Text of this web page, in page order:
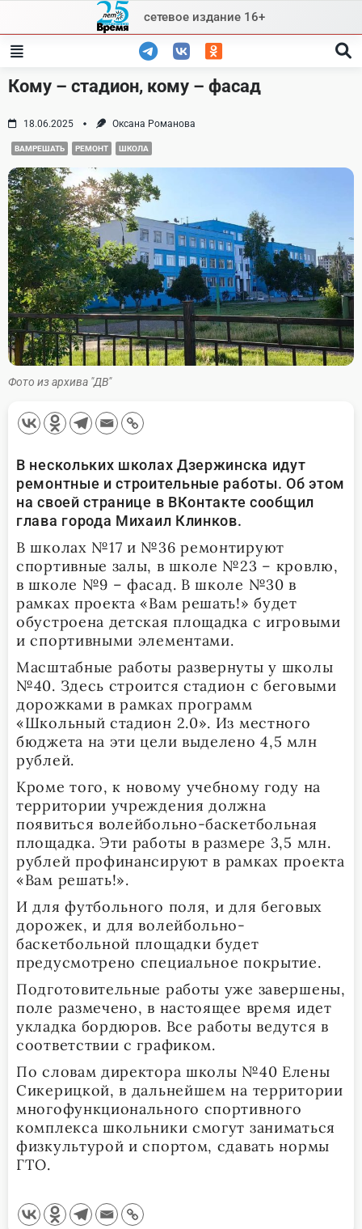
content
сетевое издание 16+
Кому – стадион, кому – фасад
18.06.2025 Оксана Романова
ВАМРЕШАТЬ РЕМОНТ ШКОЛА
Фото из архива "ДВ"
В нескольких школах Дзержинска идут
ремонтные и строительные работы. Об этом
на своей странице в ВКонтакте сообщил
глава города Михаил Клинков.
В школах №17 и №36 ремонтируют
спортивные залы, в школе №23 – кровлю,
в школе №9 – фасад. В школе №30 в
рамках проекта «Вам решать!» будет
обустроена детская площадка с игровыми
и спортивными элементами.
Масштабные работы развернуты у школы
№40. Здесь строится стадион с беговыми
дорожками в рамках программ
«Школьный стадион 2.0». Из местного
бюджета на эти цели выделено 4,5 млн
рублей.
Кроме того, к новому учебному году на
территории учреждения должна
появиться волейбольно-баскетбольная
площадка. Эти работы в размере 3,5 млн.
рублей профинансируют в рамках проекта
«Вам решать!».
И для футбольного поля, и для беговых
дорожек, и для волейбольно-
баскетбольной площадки будет
предусмотрено специальное покрытие.
Подготовительные работы уже завершены,
поле размечено, в настоящее время идет
укладка бордюров. Все работы ведутся в
соответствии с графиком.
По словам директора школы №40 Елены
Сикерицкой, в дальнейшем на территории
многофункционального спортивного
комплекса школьники смогут заниматься
физкультурой и спортом, сдавать нормы
ГТО.